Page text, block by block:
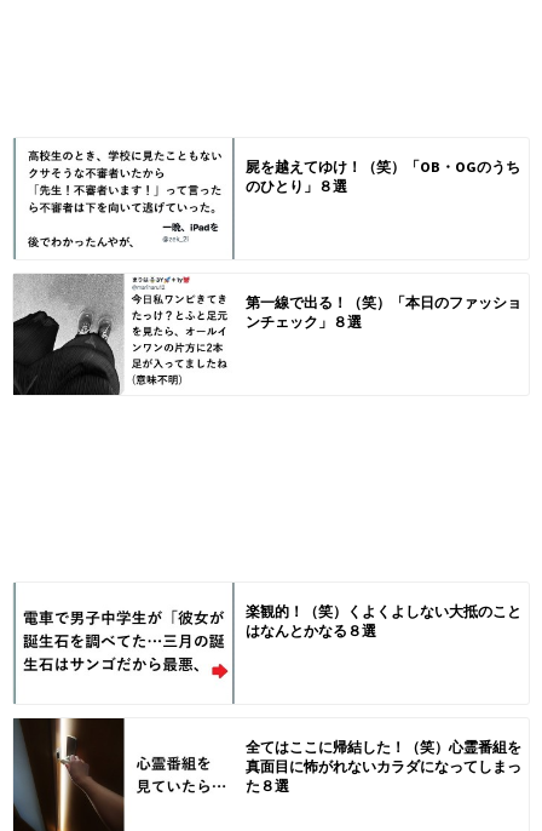
屍を越えてゆけ！（笑）「OB・OGのうち
のひとり」８選
第一線で出る！（笑）「本日のファッショ
ンチェック」８選
楽観的！（笑）くよくよしない大抵のこと
はなんとかなる８選
全てはここに帰結した！（笑）心霊番組を
真面目に怖がれないカラダになってしまっ
た８選